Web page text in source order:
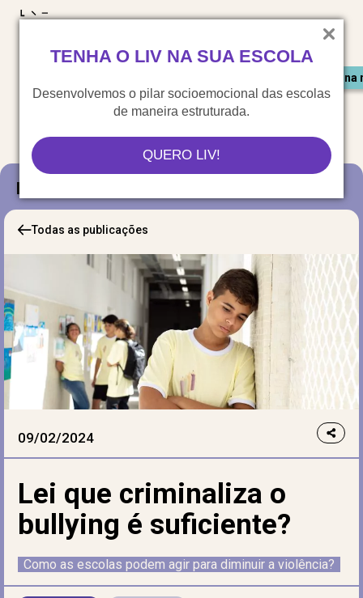
TENHA O LIV NA SUA ESCOLA
Desenvolvemos o pilar socioemocional das escolas
de maneira estruturada.
QUERO LIV!
Saiu
Blog
Todas as publicações
09/02/2024
Lei que criminaliza o
bullying é suficiente?
Como as escolas podem agir para diminuir a violência?